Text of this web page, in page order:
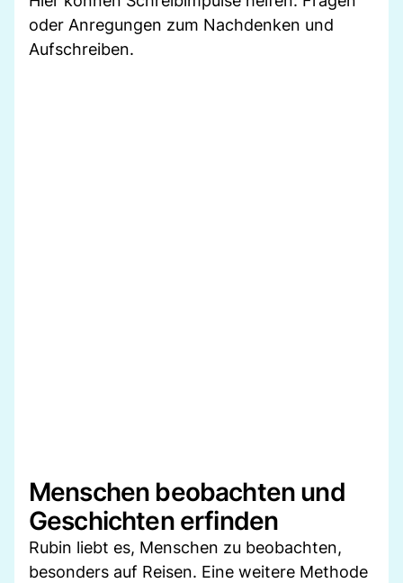
oder Anregungen zum Nachdenken und
Aufschreiben.
Menschen beobachten und
Geschichten erfinden
Rubin liebt es, Menschen zu beobachten,
besonders auf Reisen. Eine weitere Methode